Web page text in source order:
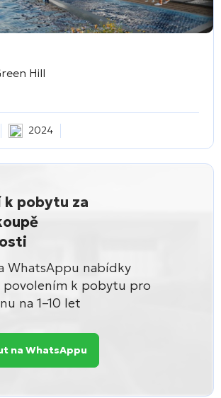
Hill
2024
k pobytu za
WhatsAppu nabídky
povolením k pobytu pro
na 1–10 let
na WhatsAppu